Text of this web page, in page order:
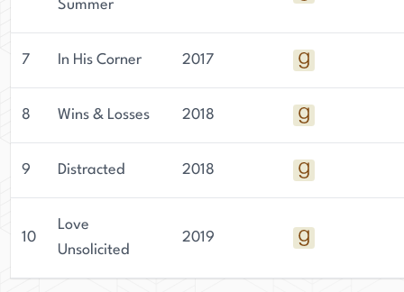
Summer
7 In His Corner 2017
8 Wins & Losses 2018
9 Distracted 2018
10
Love
Unsolicited
2019